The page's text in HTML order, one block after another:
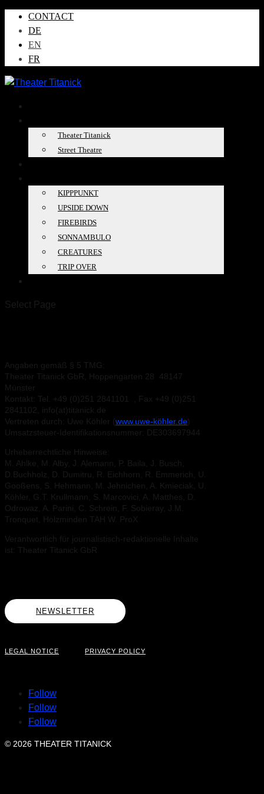
CONTACT
DE
EN
FR
Theater Titanick
Street Theatre
KIPPPUNKT
UPSIDE DOWN
FIREBIRDS
SONNAMBULO
CREATURES
TRIP OVER
Select Page
Angaben gemäß § 5 TMG:
Theater Titanick GbR, Hoppengarten 28 48147
Münster
Kontakt: Tel. +49 (0)251 2841101 , Fax +49 (0)251
2841102, info(at)titanick.de
Vertreten durch: Uwe Köhler (www.uwe-köhler.de
Umsatzsteuer-Identifikationsnummer: DE303697944
Urheberrechtliche Hinweise:
M. Ahlke, M. Alby, J. Alemann, P. Baila, J. Busch,
D.Buchholz, D. Dumitru, R. Eichhorn, R. Emmerich, U.
Gooßens, S. Hehmann, M. Jehnichen, A. Kmieciak, U.
Köhler, G.T. Krullmann, S. Marcovici, A. Matthes, D.
Odrowaz, A. Parini, C. Schrein, F. Sobieray, J.M.
Tronquet, Holzminden TAH W. ProX
Verantwortlich für journalistisch-redaktionelle Inhalte
ist: Theater Titanick GbR
NEWSLETTER
LEGAL NOTICE PRIVACY POLICY
Follow
Follow
Follow
© 2026 THEATER TITANICK